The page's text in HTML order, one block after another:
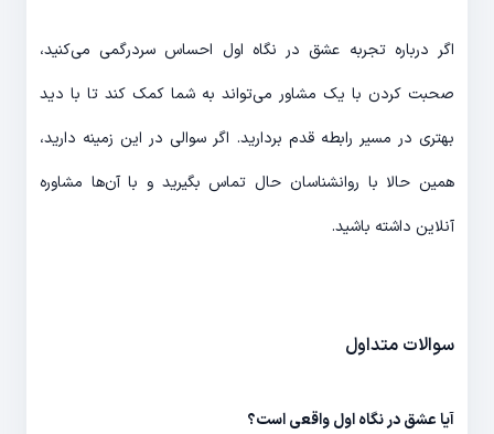
اگر درباره تجربه عشق در نگاه اول احساس سردرگمی می‌کنید،
صحبت کردن با یک مشاور می‌تواند به شما کمک کند تا با دید
بهتری در مسیر رابطه قدم بردارید. اگر سوالی در این زمینه دارید،
همین حالا با روانشناسان حال تماس بگیرید و با آن‌ها مشاوره
آنلاین داشته باشید.
سوالات متداول
آیا عشق در نگاه اول واقعی است؟